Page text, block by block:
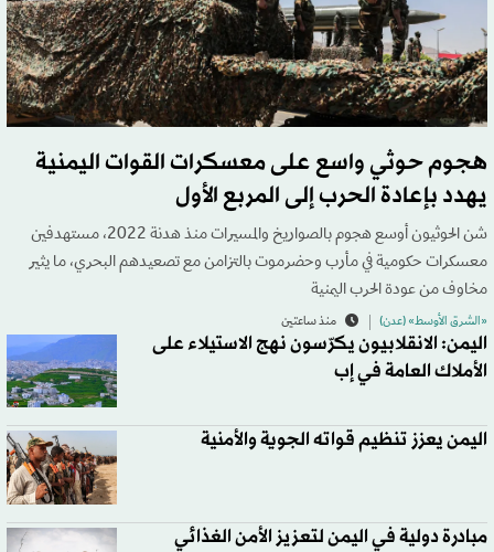
هجوم حوثي واسع على معسكرات القوات اليمنية
يهدد بإعادة الحرب إلى المربع الأول
شن الحوثيون أوسع هجوم بالصواريخ والمسيرات منذ هدنة 2022، مستهدفين
معسكرات حكومية في مأرب وحضرموت بالتزامن مع تصعيدهم البحري، ما يثير
مخاوف من عودة الحرب اليمنية
«الشرق الأوسط» (عدن) منذ ساعتين
اليمن: الانقلابيون يكرّسون نهج الاستيلاء على
الأملاك العامة في إب
اليمن يعزز تنظيم قواته الجوية والأمنية
مبادرة دولية في اليمن لتعزيز الأمن الغذائي